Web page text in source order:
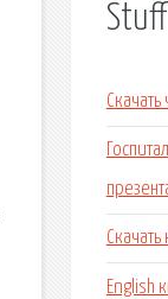
Stuff
Скачать
English